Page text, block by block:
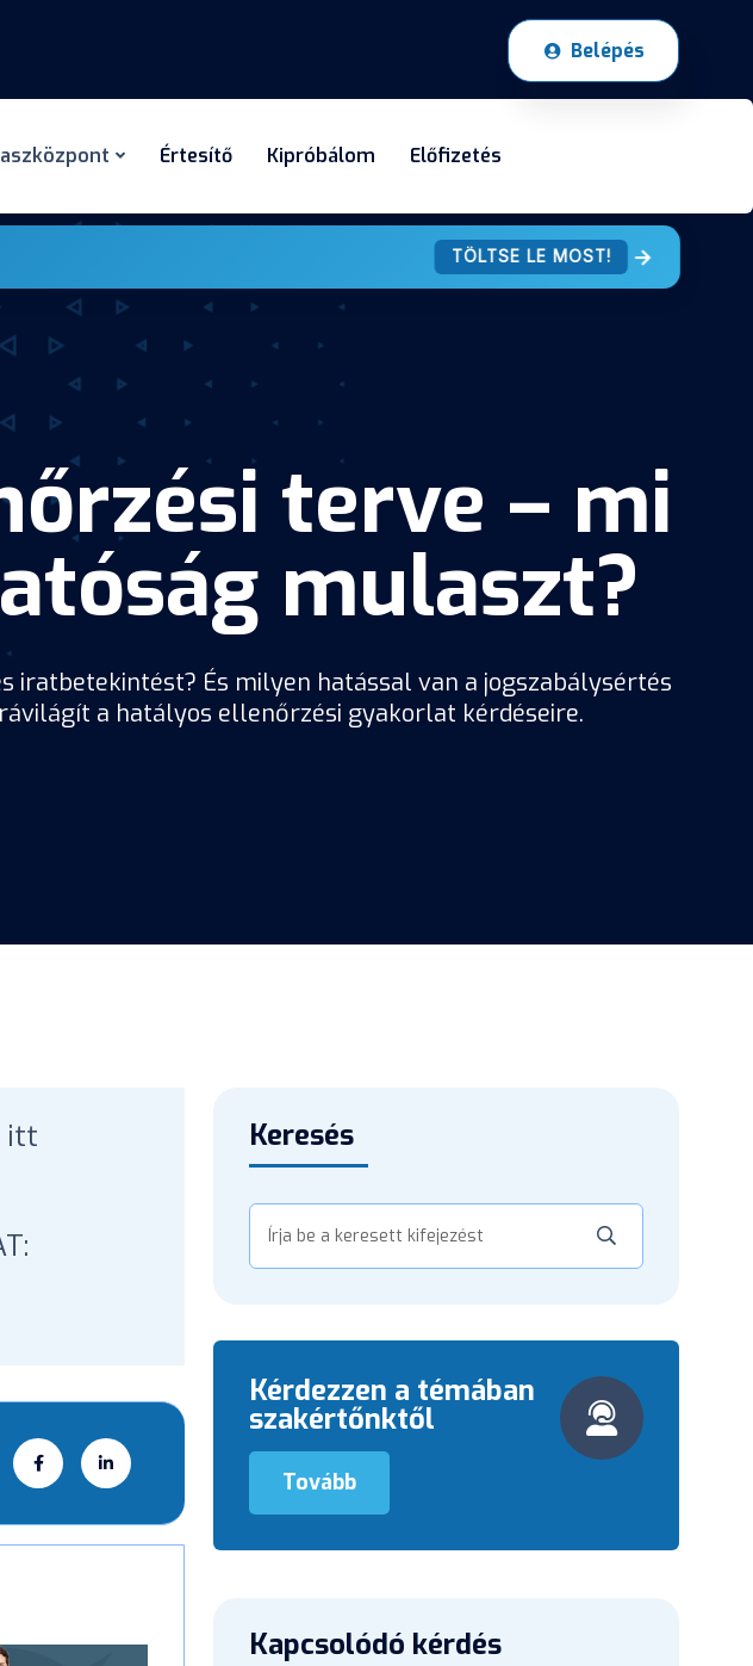
Belépés
Értesítő Kipróbálom Előfizetés
TÖLTSE LE MOST!
terve – mi
mulaszt?
iratbetekintést? És milyen hatással van a jogszabálysértés
a hatályos ellenőrzési gyakorlat kérdéseire.
itt
Keresés
Kérdezzen a témában
szakértőnktől
Tovább
Kapcsolódó kérdés